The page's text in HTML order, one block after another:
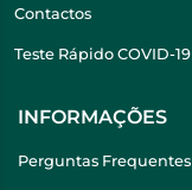
Contactos
Teste Rápido COVID-19
INFORMAÇÕES
Perguntas Frequentes